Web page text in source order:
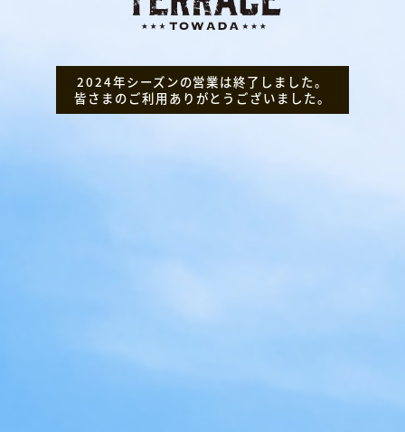
2024年シーズンの営業は終了しました。
皆さまのご利用ありがとうございました。